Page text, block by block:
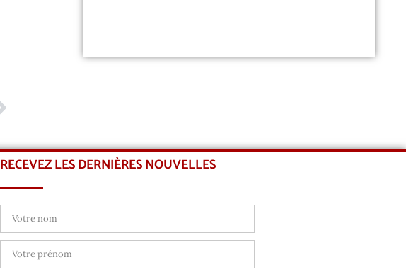
RECEVEZ LES DERNIÈRES NOUVELLES